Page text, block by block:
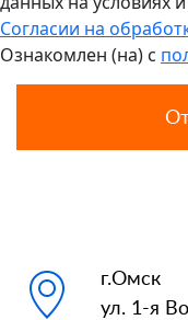
Согласии на
Ознакомлен (на) с
г.Омск
ул. 1-я